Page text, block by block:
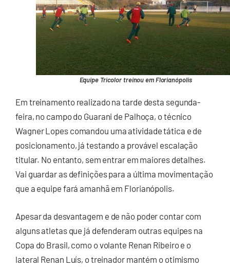
Equipe Tricolor treinou em Florianópolis
Em treinamento realizado na tarde desta segunda-
feira, no campo do Guarani de Palhoça, o técnico
Wagner Lopes comandou uma atividade tática e de
posicionamento, já testando a provável escalação
titular. No entanto, sem entrar em maiores detalhes.
Vai guardar as definições para a última movimentação
que a equipe fará amanhã em Florianópolis.
Apesar da desvantagem e de não poder contar com
alguns atletas que já defenderam outras equipes na
Copa do Brasil, como o volante Renan Ribeiro e o
lateral Renan Luís, o treinador mantém o otimismo